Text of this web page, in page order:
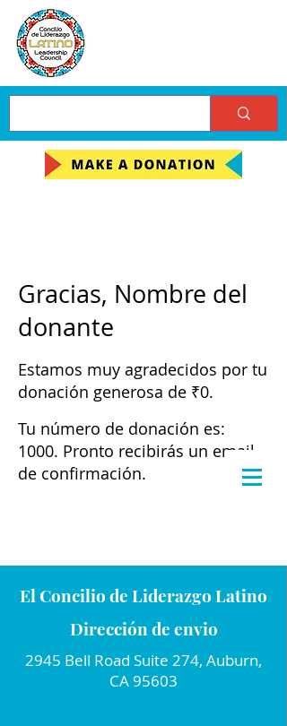
Gracias, Nombre del
donante
Estamos muy agradecidos por tu
donación generosa de ₹0.
Tu número de donación es:
1000. Pronto recibirás un email
de confirmación.
El Concilio de Liderazgo Latino
Dirección de envio
2945 Bell Road Suite 274, Auburn,
CA 95603